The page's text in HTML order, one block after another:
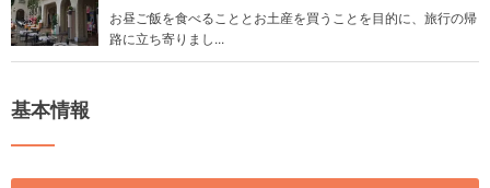
お昼ご飯を食べることとお土産を買うことを目的に、旅行の帰
路に立ち寄りまし...
基本情報